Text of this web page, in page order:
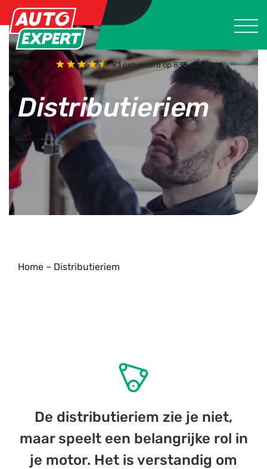
9.1gebaseerd op 835 reviews
Distributieriem
Home – Distributieriem
De distributieriem zie je niet,
maar speelt een belangrijke rol in
je motor. Het is verstandig om